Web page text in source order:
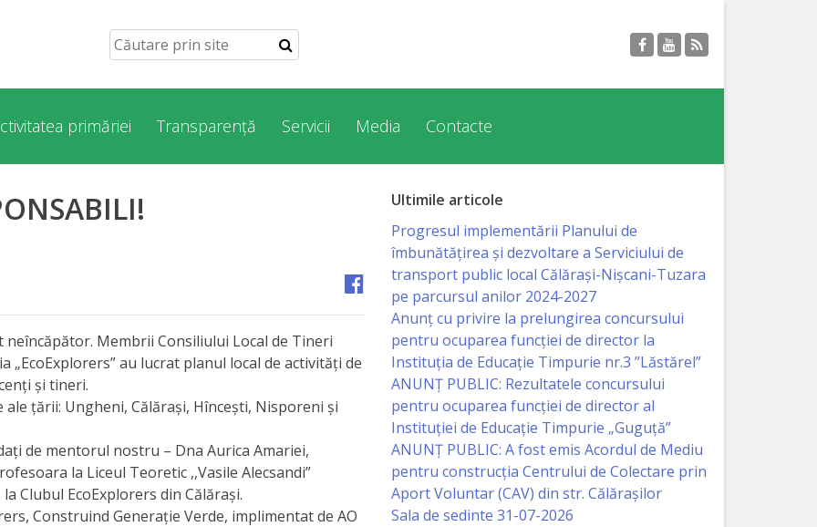
primăriei Transparență Servicii Media Contacte
Membrii Consiliului Local de Tineri
„EcoExplorers” au lucrat planul local de activități de
și tineri.
țării: Ungheni, Călărași, Hîncești, Nisporeni și
de mentorul nostru – Dna Aurica Amariei,
la Liceul Teoretic ,,Vasile Alecsandi”
Clubul EcoExplorers din Călărași.
Construind Generație Verde, implimentat de AO
Ultimile articole
Progresul implementării Planului de
îmbunătățirea și dezvoltare a Serviciului de
transport public local Călărași-Nișcani-Tuzara
pe parcursul anilor 2024-2027
Anunț cu privire la prelungirea concursului
pentru ocuparea funcţiei de director la
Instituția de Educație Timpurie nr.3 ”Lăstărel”
ANUNȚ PUBLIC: Rezultatele concursului
pentru ocuparea funcției de director al
Instituției de Educație Timpurie „Guguță”
ANUNȚ PUBLIC: A fost emis Acordul de Mediu
pentru construcția Centrului de Colectare prin
Aport Voluntar (CAV) din str. Călărașilor
Sala de sedinte 31-07-2026